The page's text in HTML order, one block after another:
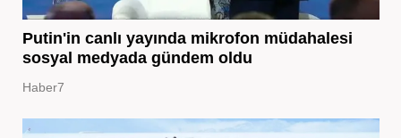
Putin'in canlı yayında mikrofon müdahalesi
sosyal medyada gündem oldu
Haber7